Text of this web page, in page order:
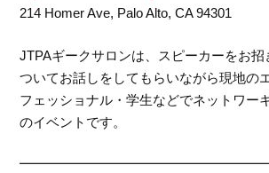
214 Homer Ave, Palo Alto, CA 94301
JTPAギークサロンは、スピーカーをお招
ついてお話しをしてもらいながら現地の
フェッショナル・学生などでネットワー
のイベントです。